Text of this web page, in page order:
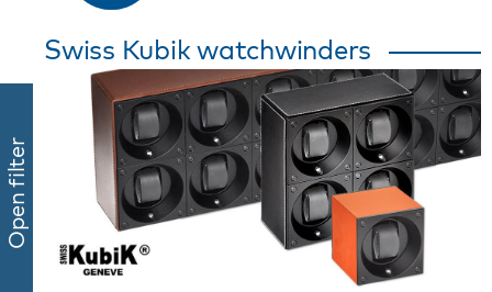
Open filter
Swiss Kubik watchwinders